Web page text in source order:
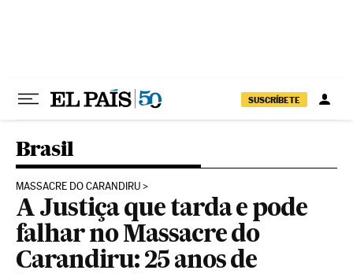
SUSCRÍBETE
Brasil
MASSACRE DO CARANDIRU
A Justiça que tarda e pode
falhar no Massacre do
Carandiru: 25 anos de